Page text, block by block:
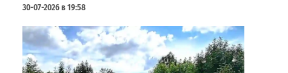
30-07-2026 в 19:58